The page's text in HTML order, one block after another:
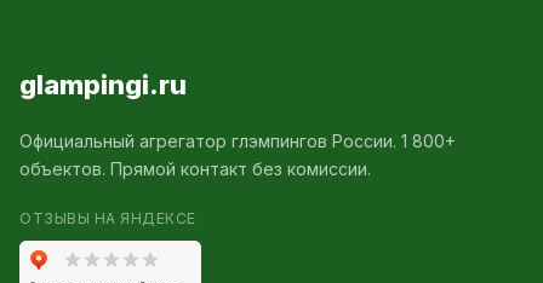
glampingi.ru
Официальный агрегатор глэмпингов России. 1 800+
объектов. Прямой контакт без комиссии.
ОТЗЫВЫ НА ЯНДЕКСЕ